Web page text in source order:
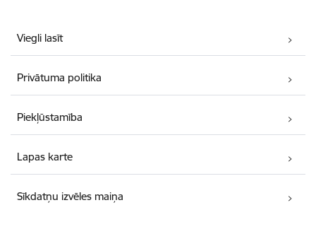
Viegli lasīt
Privātuma politika
Piekļūstamība
Lapas karte
Sīkdatņu izvēles maiņa